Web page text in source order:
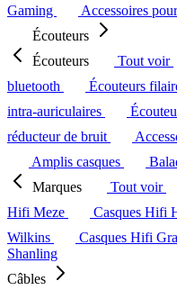
Gaming
Accessoires
Écouteurs
Écouteurs
Tout voir
bluetooth
Écouteurs
intra-auriculaires
réducteur de bruit
Amplis casques
Marques
Tout voir
Hifi Meze
Casques Hifi
Wilkins
Casques Hifi
Shanling
Câbles